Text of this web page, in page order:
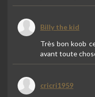
Billy the kid
Très bon koob
avant toute
cricri1959